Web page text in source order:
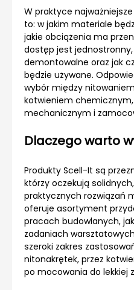
W praktyce
to: w jakim materiale
jakie obciążenia ma
dostęp jest
demontowalne oraz jak
będzie używane.
wybór między
kotwieniem
mechanicznym i
Dlaczego warto
Produkty Scell-It są
którzy oczekują
praktycznych rozwiązań
oferuje asortyment
pracach budowlanych,
zadaniach
szeroki zakres
nitonakrętek, przez
po mocowania do lekkiej